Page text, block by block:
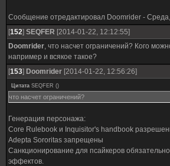
Сообщение отредактировал Doomrider -
[152] SEQFER [2014-01-22, 12:12:55]
Doomrider, что насчет ограничений? Кого
например и всякое такое?
[153] Doomrider [2014-01-22, 12:56:26]
Цитата SEQFER ()
что насчет ограничений?
Генерация персонажа:
Core Rulebook и Inquisitor's handbook
Adepta Sororitas запрещены
Санкционирование для псайкеров
эффектов.